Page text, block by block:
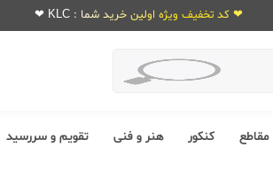
❤ کد تخفیف ویژه اولین خرید شما : KLC ❤
کنکور هنر و فنی تقویم و سررسید